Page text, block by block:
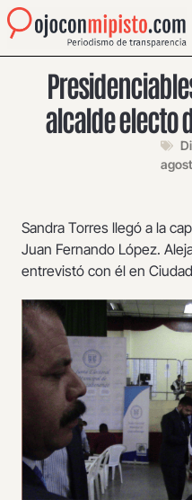
alcalde electo
Sandra Torres llegó a la
Juan Fernando López.
entrevistó con él en